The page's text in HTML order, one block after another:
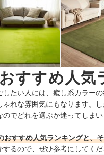
すすめ人気
たい人には、癒し系カラー
れな雰囲気にもなります。
でどれを選ぶか迷ってしまい
おすすめ人気ランキングと、
るので、ぜひ参考にしてくだ